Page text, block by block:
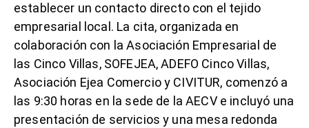
establecer un contacto directo con el tejido
empresarial local. La cita, organizada en
colaboración con la Asociación Empresarial de
las Cinco Villas, SOFEJEA, ADEFO Cinco Villas,
Asociación Ejea Comercio y CIVITUR, comenzó a
las 9:30 horas en la sede de la AECV e incluyó una
presentación de servicios y una mesa redonda